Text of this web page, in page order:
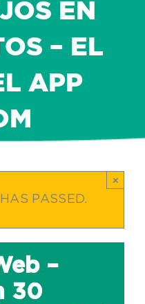
EN
– EL
APP
PASSED.
×
–
30